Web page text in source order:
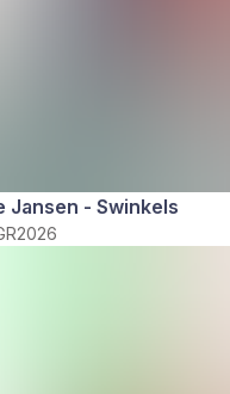
Jansen - Swinkels